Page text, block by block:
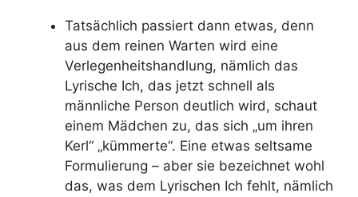
Tatsächlich passiert dann etwas, denn
aus dem reinen Warten wird eine
Verlegenheitshandlung, nämlich das
Lyrische Ich, das jetzt schnell als
männliche Person deutlich wird, schaut
einem Mädchen zu, das sich „um ihren
Kerl“ „kümmerte“. Eine etwas seltsame
Formulierung – aber sie bezeichnet wohl
das, was dem Lyrischen Ich fehlt, nämlich